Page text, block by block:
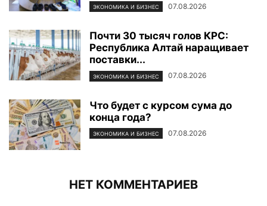
ЭКОНОМИКА И БИЗНЕС 07.08.2026
Почти 30 тысяч голов КРС:
Республика Алтай наращивает
поставки...
ЭКОНОМИКА И БИЗНЕС 07.08.2026
Что будет с курсом сума до
конца года?
ЭКОНОМИКА И БИЗНЕС 07.08.2026
НЕТ КОММЕНТАРИЕВ